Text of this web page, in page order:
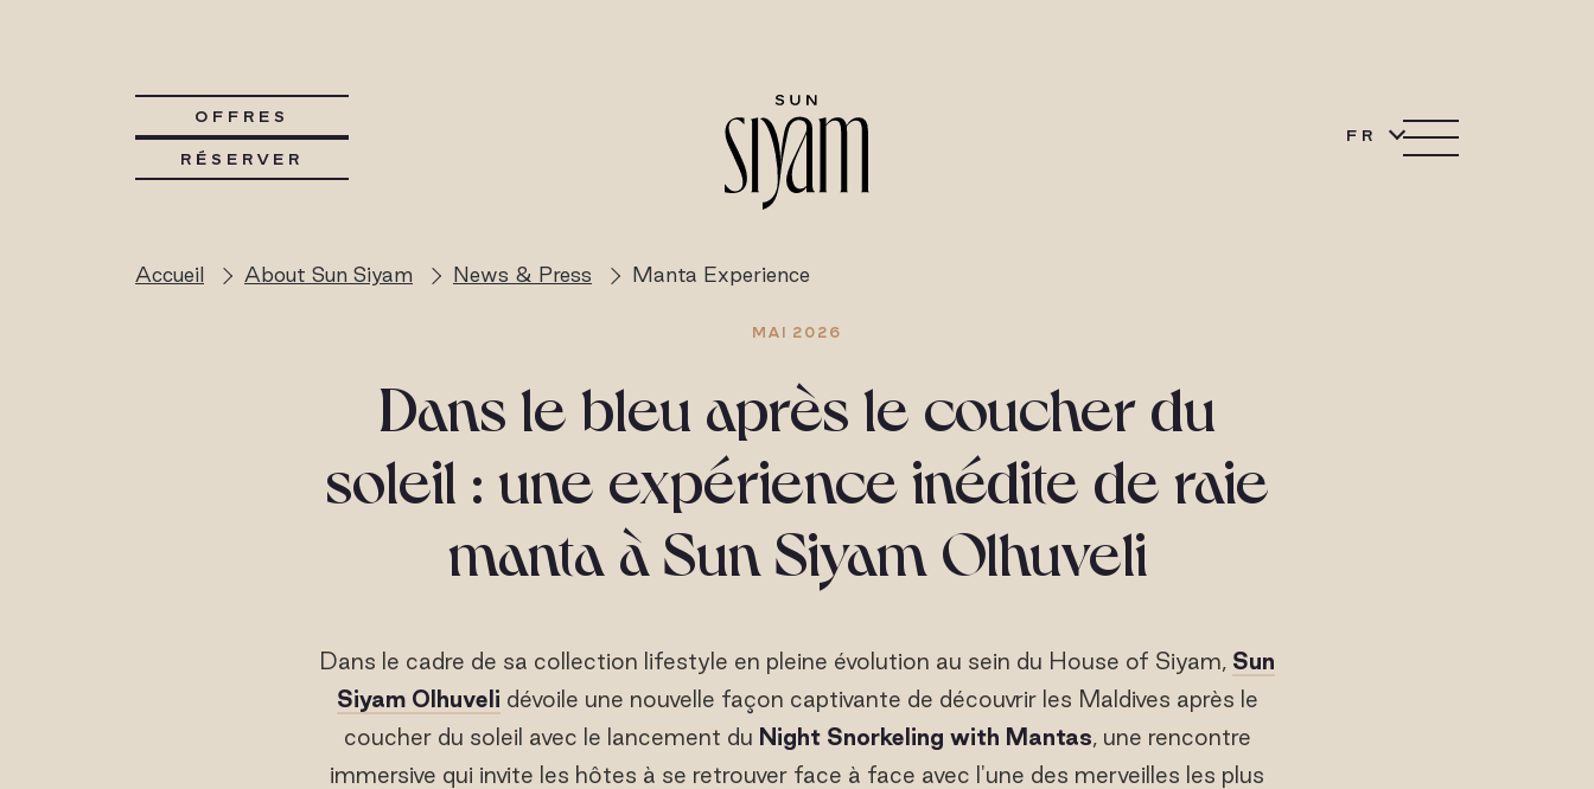
OFFRES
RÉSERVER
FR
Accueil About Sun Siyam News & Press Manta Experience
MAI 2026
Dans le bleu après le coucher du
soleil : une expérience inédite de raie
manta à Sun Siyam Olhuveli
Dans le cadre de sa collection lifestyle en pleine évolution au sein du House of Siyam, Sun
Siyam Olhuveli dévoile une nouvelle façon captivante de découvrir les Maldives après le
coucher du soleil avec le lancement du Night Snorkeling with Mantas, une rencontre
immersive qui invite les hôtes à se retrouver face à face avec l'une des merveilles les plus